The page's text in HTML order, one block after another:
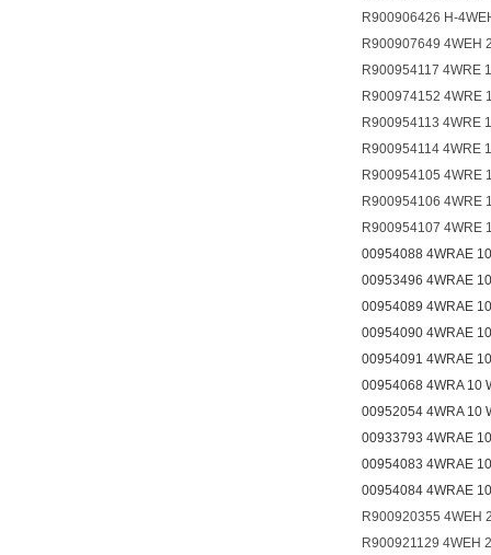
R900906426 H-
R900907649 4WEH
R900954117 4WRE
R900974152 4WRE
R900954113 4WRE
R900954114 4WRE
R900954105 4WRE
R900954106 4WRE
R900954107 4WRE
00954088 4WRAE
00953496 4WRAE
00954089 4WRAE
00954090 4WRAE
00954091 4WRAE
00954068 4WRA 10
00952054 4WRA 10
00933793 4WRAE
00954083 4WRAE
00954084 4WRAE
R900920355 4WEH
R900921129 4WEH